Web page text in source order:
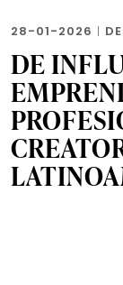
28-01-2026 |
DE